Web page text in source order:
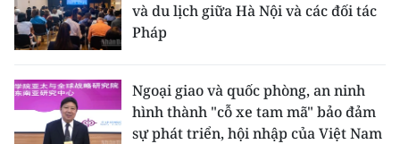
và du lịch giữa Hà Nội và các đối tác
Pháp
Ngoại giao và quốc phòng, an ninh
hình thành "cỗ xe tam mã" bảo đảm
sự phát triển, hội nhập của Việt Nam